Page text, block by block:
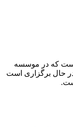
که در موسسه
در حال برگزاری است